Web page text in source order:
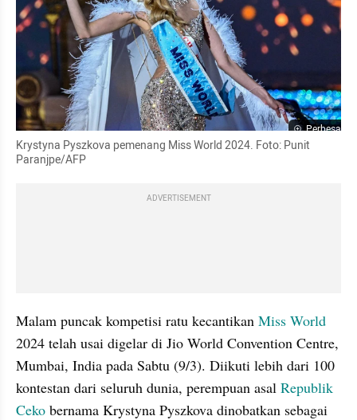
Perbesar
Krystyna Pyszkova pemenang Miss World 2024. Foto: Punit
Paranjpe/AFP
ADVERTISEMENT
Malam puncak kompetisi ratu kecantikan Miss World
2024 telah usai digelar di Jio World Convention Centre,
Mumbai, India pada Sabtu (9/3). Diikuti lebih dari 100
kontestan dari seluruh dunia, perempuan asal Republik
Ceko bernama Krystyna Pyszkova dinobatkan sebagai